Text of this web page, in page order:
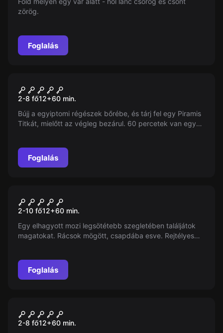
zörög.
Foglalás
A Piramis Titka
2-8 fő12+60 min.
Bújj a egyiptomi régészek bőrébe, és tárj fel egy Piramis
Titkát, mielőtt az végleg bezárul. 60 percetek van egy
Foglalás
Cinematic
2-10 fő12+60 min.
Egy elhagyott mozi legsötétebb szegletében találjátok
magatokat. Rácsok mögött, csapdába esve. Rejtélyes
...
Foglalás
Kincses Piramis
2-8 fő12+60 min.